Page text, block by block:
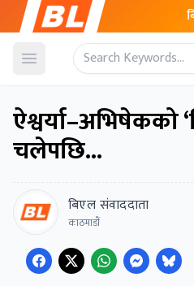
Open menu
ऐश्वर्या–अभिषेकको
चलेपछि...
बिएल संवाददाता
काठमाडाैं